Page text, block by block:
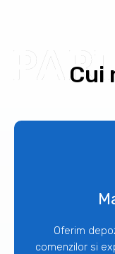
Cui
Oferim
comenzilor si